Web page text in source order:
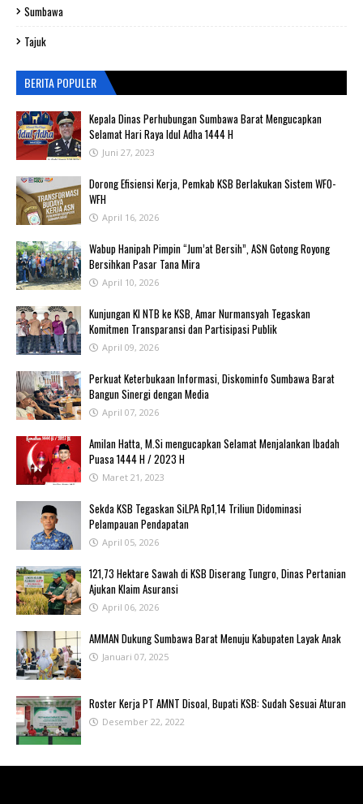
Sumbawa
Tajuk
BERITA POPULER
Kepala Dinas Perhubungan Sumbawa Barat Mengucapkan
Selamat Hari Raya Idul Adha 1444 H
Juni 27, 2023
‎Dorong Efisiensi Kerja, Pemkab KSB Berlakukan Sistem WFO-
WFH ‎
April 16, 2026
Wabup Hanipah Pimpin “Jum’at Bersih”, ASN Gotong Royong
Bersihkan Pasar Tana Mira
April 10, 2026
Kunjungan KI NTB ke KSB, Amar Nurmansyah Tegaskan
Komitmen Transparansi dan Partisipasi Publik
April 09, 2026
Perkuat Keterbukaan Informasi, Diskominfo Sumbawa Barat
Bangun Sinergi dengan Media
April 07, 2026
Amilan Hatta, M.Si mengucapkan Selamat Menjalankan Ibadah
Puasa 1444 H / 2023 H
Maret 21, 2023
Sekda KSB Tegaskan SiLPA Rp1,14 Triliun Didominasi
Pelampauan Pendapatan
April 05, 2026
121,73 Hektare Sawah di KSB Diserang Tungro, Dinas Pertanian
Ajukan Klaim Asuransi
April 06, 2026
AMMAN Dukung Sumbawa Barat Menuju Kabupaten Layak Anak
Januari 07, 2025
Roster Kerja PT AMNT Disoal, Bupati KSB: Sudah Sesuai Aturan
Desember 22, 2022